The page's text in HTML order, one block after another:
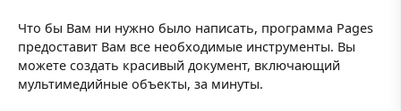
Что бы Вам ни нужно было написать, программа Pages
предоставит Вам все необходимые инструменты. Вы
можете создать красивый документ, включающий
мультимедийные объекты, за минуты.